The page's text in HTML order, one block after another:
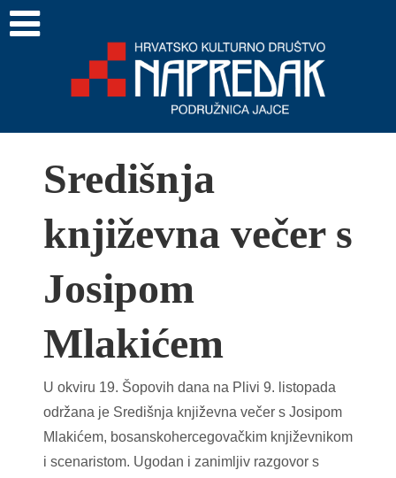
Središnja
književna večer s
Josipom
Mlakićem
U okviru 19. Šopovih dana na Plivi 9. listopada
održana je Središnja književna večer s Josipom
Mlakićem, bosanskohercegovačkim književnikom
i scenaristom. Ugodan i zanimljiv razgovor s